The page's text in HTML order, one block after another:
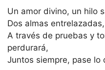
Un amor divino, un hilo
Dos almas
A través de pruebas y
perdurará,
Juntos siempre, pase lo